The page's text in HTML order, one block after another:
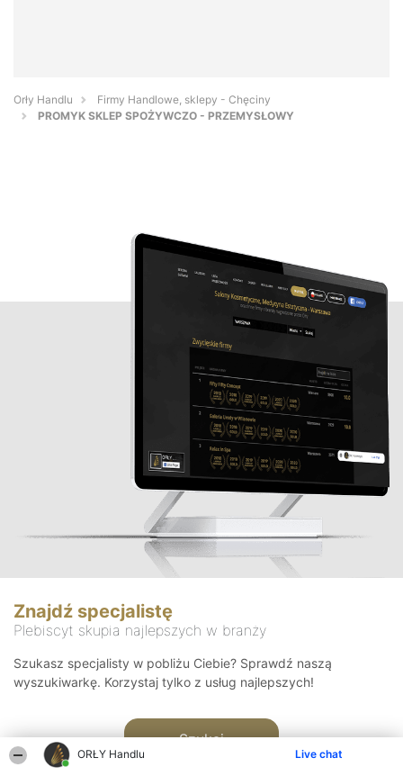
ORŁY Handlu Live chat
Orły Handlu
Firmy Handlowe, sklepy - Chęciny
PROMYK SKLEP SPOŻYWCZO - PRZEMYSŁOWY
Znajdź specjalistę
Plebiscyt skupia najlepszych w branży
Szukasz specjalisty w pobliżu Ciebie? Sprawdź naszą
wyszukiwarkę. Korzystaj tylko z usług najlepszych!
Szukaj